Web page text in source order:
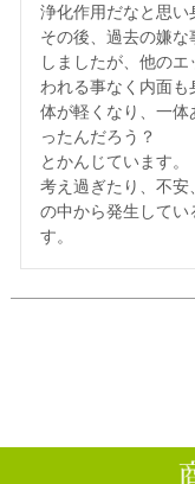
浄化作用だなと思い
その後、過去の嫌な
しましたが、他の
われる事なく内面も
体が軽くなり、一
ったんだろう？
とかんじています。
考え過ぎたり、不
の中から発生してい